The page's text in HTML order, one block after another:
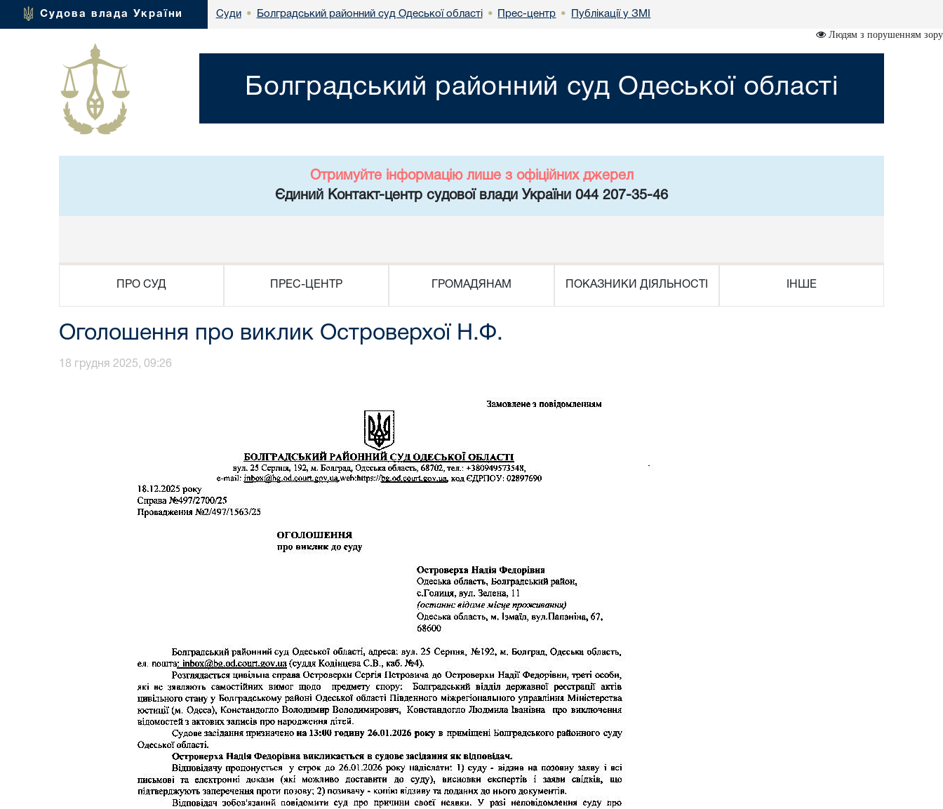
Судова влада України Суди • Болградський районний суд Одеської області • Прес-центр • Публікації у ЗМІ
Людям з порушенням зору
Болградський районний суд Одеської області
Отримуйте інформацію лише з офіційних джерел
Єдиний Контакт-центр судової влади України 044 207-35-46
ПРО СУД ПРЕС-ЦЕНТР ГРОМАДЯНАМ ПОКАЗНИКИ ДІЯЛЬНОСТІ ІНШЕ
Оголошення про виклик Островерхої Н.Ф.
18 грудня 2025, 09:26